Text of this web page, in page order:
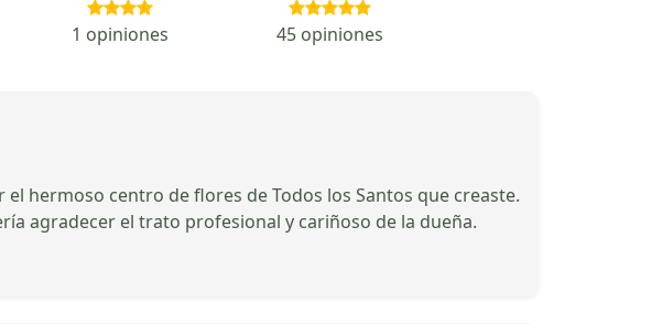
1 opiniones 45 opiniones
hermoso centro de flores de Todos los Santos que creaste.
agradecer el trato profesional y cariñoso de la dueña.